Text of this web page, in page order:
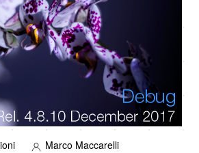
Marco Maccarelli